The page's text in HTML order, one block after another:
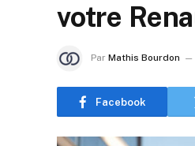
votre
Par Mathis Bourdon
Facebook